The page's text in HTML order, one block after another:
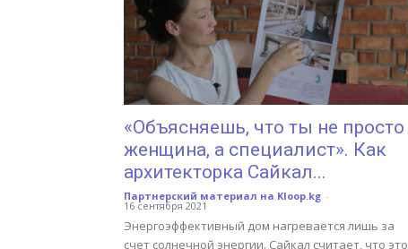
«Объясняешь, что ты не просто
женщина, а специалист». Как
архитекторка Сайкал...
Партнерский материал на Kloop.kg -
16 сентября 2021
Энергоэффективный дом нагревается лишь за
счет солнечной энергии. Сайкал считает, что это